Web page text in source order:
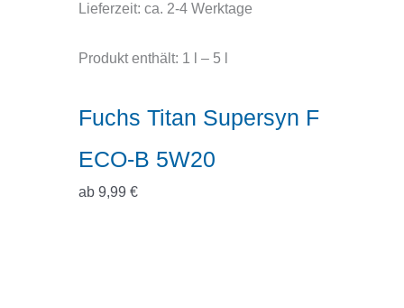
Lieferzeit: ca. 2-4 Werktage
Produkt enthält: 1 – 5
Fuchs Titan Supersyn F
ECO-B 5W20
ab 9,99 €